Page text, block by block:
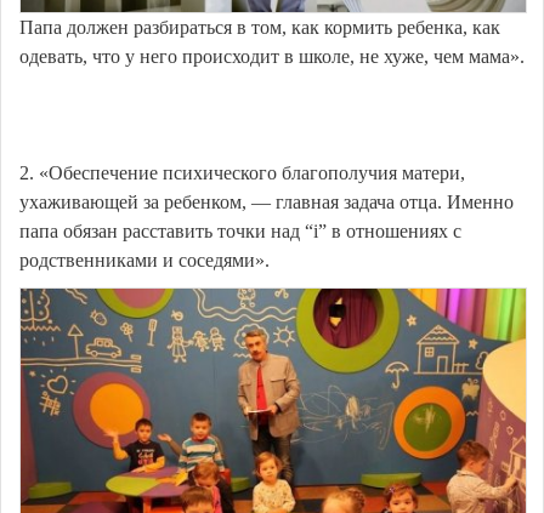
Папа должен разбираться в том, как кормить ребенка, как
одевать, что у него происходит в школе, не хуже, чем мама».
2. «Обеспечение психического благополучия матери,
ухаживающей за ребенком, — главная задача отца. Именно
папа обязан расставить точки над “i” в отношениях с
родственниками и соседями».